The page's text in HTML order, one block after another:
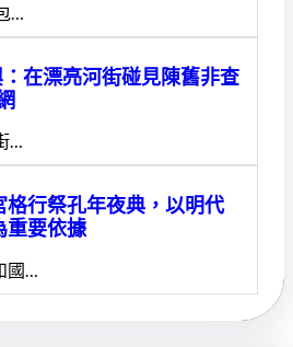
…
在漂亮河街碰見陳舊非查
…
格行祭孔年夜典，以明代
重要依據
國…